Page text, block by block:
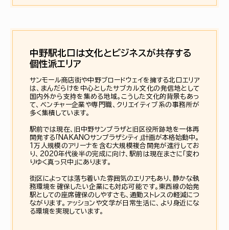
中野駅北口は文化とビジネスが共存する
個性派エリア
サンモール商店街や中野ブロードウェイを擁する北口エリア
は、まんだらけを中心としたサブカル文化の発信地として
国内外から支持を集める地域。こうした文化的背景もあっ
て、ベンチャー企業や専門職、クリエイティブ系の事務所が
多く集積しています。
駅前では現在、旧中野サンプラザと旧区役所跡地を一体再
開発する「NAKANOサンプラザシティ」計画が本格始動中。
1万人規模のアリーナを含む大規模複合開発が進行してお
り、2020年代後半の完成に向け、駅前は現在まさに「変わ
りゆく真っ只中」にあります。
街区によっては落ち着いた雰囲気のエリアもあり、静かな執
務環境を確保したい企業にも対応可能です。東西線の始発
駅としての座席確保のしやすさも、通勤ストレスの軽減につ
ながります。ァッションや文学が日常生活に、より身近にな
る環境を実現しています。